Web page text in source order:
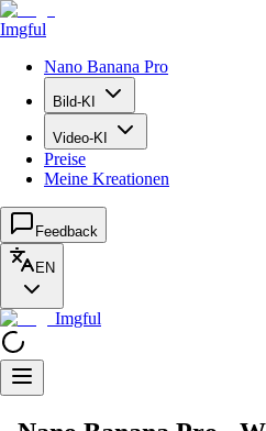
Imgful
Nano Banana Pro
Bild-KI
Video-KI
Preise
Meine Kreationen
Feedback
EN
Imgful